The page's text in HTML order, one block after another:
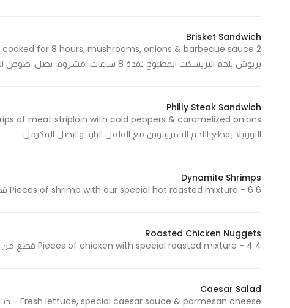
Brisket Sandwich
بريوش بلحم البريسكت المطبوخ لمدة 8 ساعات، مشروم، بصل، صوص الباربكيو
Philly Steak Sandwich
التورتيلا بقطع اللحم الستريبلوين مع الفلفل البارد والبصل المكرمل
Dynamite Shrimps
6 Pieces of shrimp with our special hot roasted mixture - 6 قطع من الروبيان بخلطة روستد الخاصة والحارة
Roasted Chicken Nuggets
4 Pieces of chicken with special roasted mixture - 4 قطع من الدجاج بخلطة روستد الخاصة
Caesar Salad
Fresh lettuce, special caesar sauce & parmesan cheese - خس طازج، صوص السيزر الخاص، جبن البارميزان